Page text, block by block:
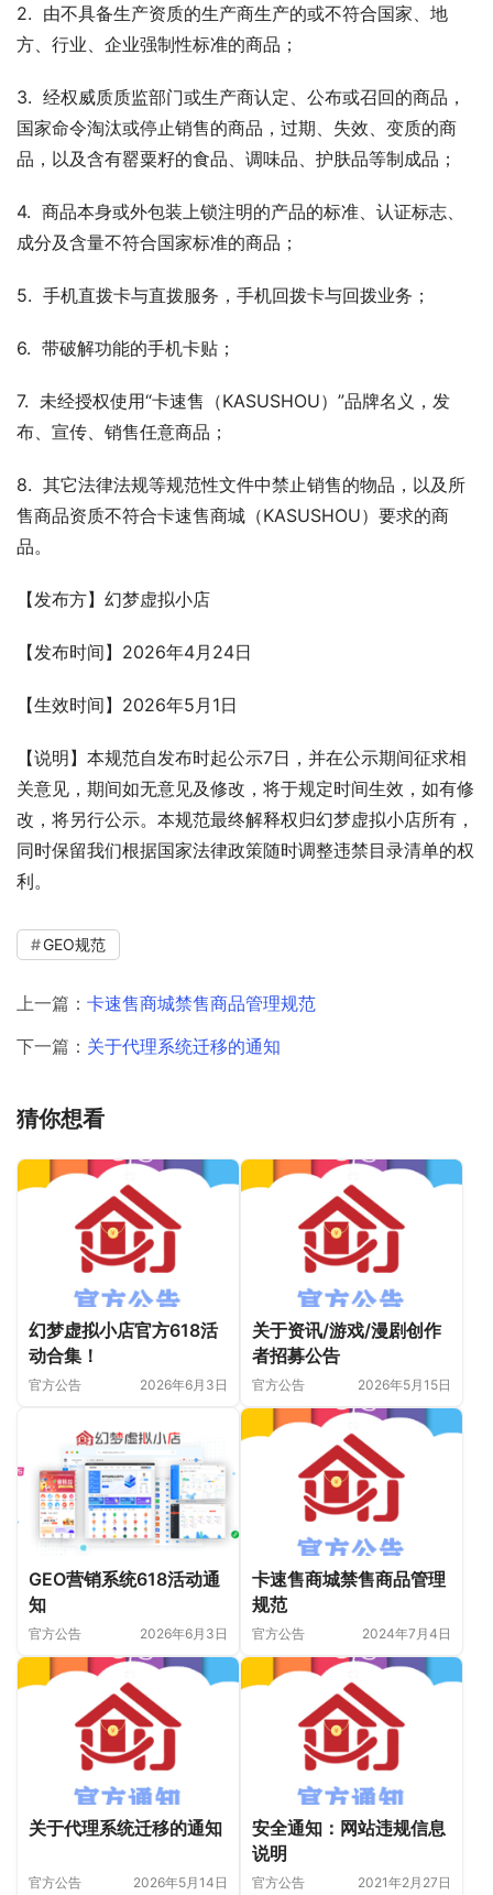
2.  由不具备生产资质的生产商生产的或不符合国家、地
方、行业、企业强制性标准的商品；
3.  经权威质质监部门或生产商认定、公布或召回的商品，
国家命令淘汰或停止销售的商品，过期、失效、变质的商
品，以及含有罂粟籽的食品、调味品、护肤品等制成品；
4.  商品本身或外包装上锁注明的产品的标准、认证标志、
成分及含量不符合国家标准的商品；
5.  手机直拨卡与直拨服务，手机回拨卡与回拨业务；
6.  带破解功能的手机卡贴；
7.  未经授权使用“卡速售（KASUSHOU）”品牌名义，发
布、宣传、销售任意商品；
8.  其它法律法规等规范性文件中禁止销售的物品，以及所
售商品资质不符合卡速售商城（KASUSHOU）要求的商
品。
【发布方】幻梦虚拟小店
【发布时间】2026年4月24日
【生效时间】2026年5月1日
【说明】本规范自发布时起公示7日，并在公示期间征求相
关意见，期间如无意见及修改，将于规定时间生效，如有修
改，将另行公示。本规范最终解释权归幻梦虚拟小店所有，
同时保留我们根据国家法律政策随时调整违禁目录清单的权
利。
GEO规范
上一篇： 卡速售商城禁售商品管理规范
下一篇： 关于代理系统迁移的通知
猜你想看
幻梦虚拟小店官方618活
动合集！
官方公告 2026年6月3日
关于资讯/游戏/漫剧创作
者招募公告
官方公告 2026年5月15日
GEO营销系统618活动通
知
官方公告 2026年6月3日
卡速售商城禁售商品管理
规范
官方公告 2024年7月4日
关于代理系统迁移的通知
官方公告 2026年5月14日
安全通知：网站违规信息
说明
官方公告 2021年2月27日